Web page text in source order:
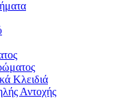
Κλειδιά
Αντοχής